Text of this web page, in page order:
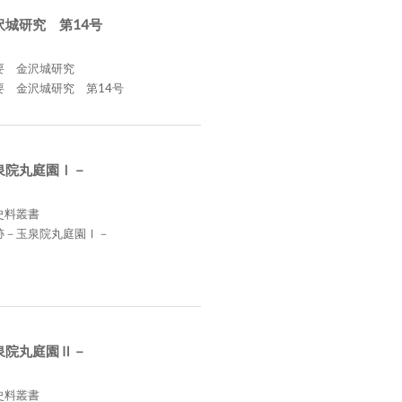
城研究 第14号
金沢城研究
金沢城研究 第14号
院丸庭園Ⅰ－
料叢書
－玉泉院丸庭園Ⅰ－
院丸庭園Ⅱ－
料叢書